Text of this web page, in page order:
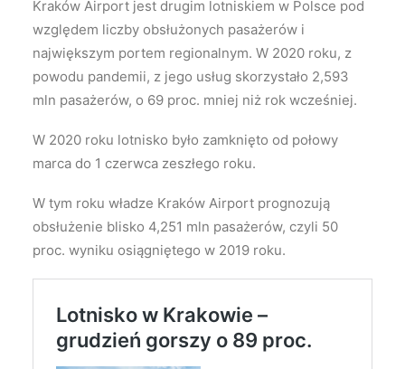
Kraków Airport jest drugim lotniskiem w Polsce pod
względem liczby obsłużonych pasażerów i
największym portem regionalnym. W 2020 roku, z
powodu pandemii, z jego usług skorzystało 2,593
mln pasażerów, o 69 proc. mniej niż rok wcześniej.
W 2020 roku lotnisko było zamknięto od połowy
marca do 1 czerwca zeszłego roku.
W tym roku władze Kraków Airport prognozują
obsłużenie blisko 4,251 mln pasażerów, czyli 50
proc. wyniku osiągniętego w 2019 roku.